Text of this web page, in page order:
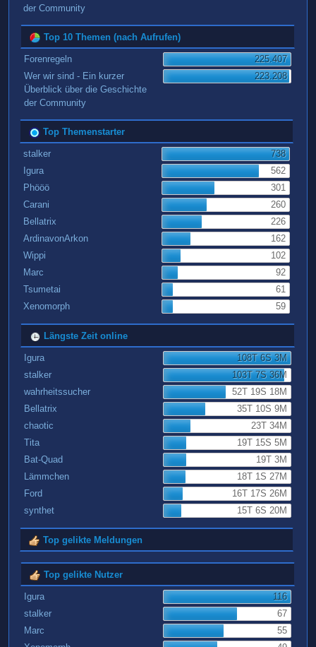
der Community
Top 10 Themen (nach Aufrufen)
Forenregeln
225.407
Wer wir sind - Ein kurzer
Überblick über die Geschichte
der Community
223.208
Top Themenstarter
stalker
738
Igura
562
Phööö
301
Carani
260
Bellatrix
226
ArdinavonArkon
162
Wippi
102
Marc
92
Tsumetai
61
Xenomorph
59
Längste Zeit online
Igura
108T 6S 3M
stalker
103T 7S 36M
wahrheitssucher
52T 19S 18M
Bellatrix
35T 10S 9M
chaotic
23T 34M
Tita
19T 15S 5M
Bat-Quad
19T 3M
Lämmchen
18T 1S 27M
Ford
16T 17S 26M
synthet
15T 6S 20M
Top gelikte Meldungen
Top gelikte Nutzer
Igura
116
stalker
67
Marc
55